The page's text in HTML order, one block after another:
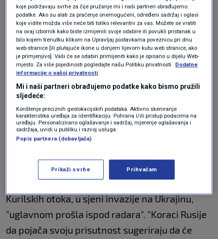
postavljen vojni logor s uvjetima koji
omogućuju cjelogodišnju službu, smještaj,
rekreaciju i hranu za osoblje.
Ovo raspoređivanje uslijedilo je godinu dana
nakon što je Rusija postavila sustave Bastion
na otoku Matua, u središnjem dijelu Kurilskog
grebena, navodi se u priopćenju ministarstva.
sjedištem u Washingtonu u rujanskom je
izvješću napisao da je moskovska militarizacija
Kurilskih otoka, u sjeni invazije na Ukrajinu,
"uglavnom prošla ispod radara". "Koraci Rusije
da pojača svoju prisutnost sugeriraju da će
koje podržavaju svrhe za čije pružanje mi i naši partneri obrađujemo
podatke. Ako su alati za praćenje onemogućeni, određeni sadržaj i oglasi
koje vidite možda više neće biti toliko relevantni za vas. Možete se vratiti
na ovaj izbornik kako biste izmijenili svoje odabire ili povukli pristanak u
bilo kojem trenutku klikom na Upravljaj postavkama poveznicu pri dnu
web-stranice [ili plutajuće ikone u donjem lijevom kutu web stranice, ako
je primjenjivo]. Vaši će se odabiri primijeniti kako je opisano u dijelu Web-
mjesto. Za više pojedinosti pogledajte našu Politiku privatnosti. Dodatne
informacije o vašoj privatnosti
Mi i naši partneri obrađujemo podatke kako bismo pružili
sljedeće:
Korištenje preciznih geolokacijskih podataka. Aktivno skeniranje
karakteristika uređaja za identifikaciju. Pohrana i/ili pristup podacima na
uređaju. Personalizirano oglašavanje i sadržaj, mjerenje oglašavanja i
sadržaja, uvidi u publiku i razvoj usluga.
Popis partnera (dobavljača)
Prikaži svrhe Prihvaćam